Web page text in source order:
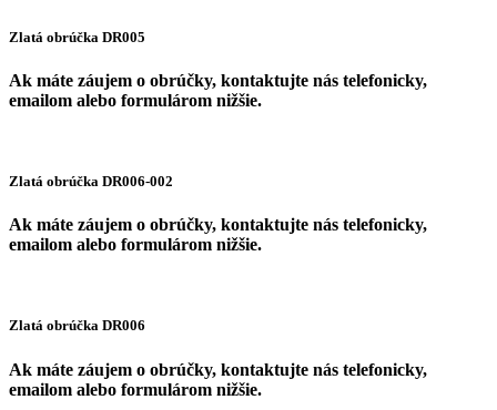
Zlatá obrúčka DR005
Ak máte záujem o obrúčky, kontaktujte nás telefonicky,
emailom alebo formulárom nižšie.
Zlatá obrúčka DR006-002
Ak máte záujem o obrúčky, kontaktujte nás telefonicky,
emailom alebo formulárom nižšie.
Zlatá obrúčka DR006
Ak máte záujem o obrúčky, kontaktujte nás telefonicky,
emailom alebo formulárom nižšie.